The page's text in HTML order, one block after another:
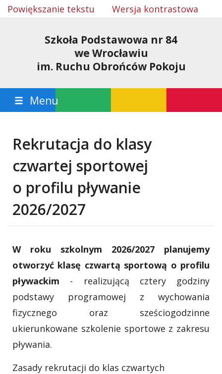
Powiększanie tekstu Wersja kontrastowa
Szkoła Podstawowa nr 84
we Wrocławiu
im. Ruchu Obrońców Pokoju
Menu
Rekrutacja do klasy
czwartej sportowej
o profilu pływanie
2026/2027
W roku szkolnym 2026/2027 planujemy
otworzyć klasę czwartą sportową o profilu
pływackim - realizującą cztery godziny
podstawy programowej z wychowania
fizycznego oraz sześciogodzinne
ukierunkowane szkolenie sportowe z zakresu
pływania.
Zasady rekrutacji do klas czwartych